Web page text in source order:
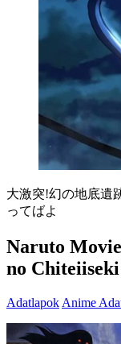
大激突!幻の地底遺
ってばよ
Naruto
no
Adatlapok Anime